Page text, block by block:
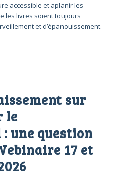
accessible et aplanir les
les livres soient toujours
et d’épanouissement.
sur
le
une question
17 et